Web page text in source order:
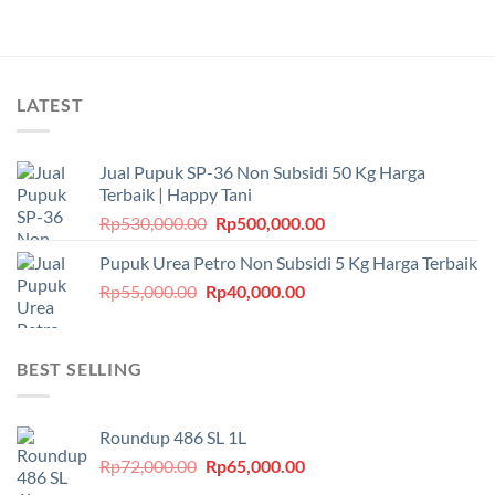
LATEST
Jual Pupuk SP-36 Non Subsidi 50 Kg Harga
Terbaik | Happy Tani
Rp530,000.00 Harga
adalah:
Rp530,000.00.
Rp500,000.00Harga
ini
Pupuk Urea Petro Non Subsidi 5 Kg Harga Terbaik
Rp55,000.00 Harga
Rp40,000.00Harga
BEST SELLING
Roundup 486 SL 1L
Rp72,000.00 Harga
Rp65,000.00Harga